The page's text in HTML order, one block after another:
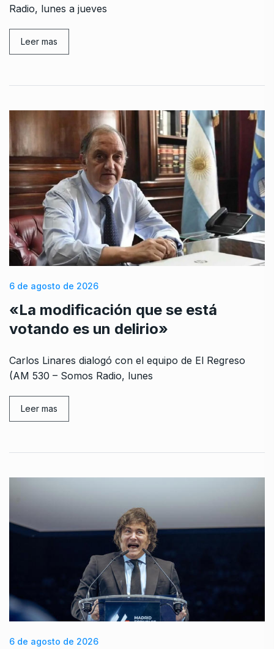
Radio, lunes a jueves
Leer mas
6 de agosto de 2026
«La modificación que se está
votando es un delirio»
Carlos Linares dialogó con el equipo de El Regreso
(AM 530 – Somos Radio, lunes
Leer mas
6 de agosto de 2026